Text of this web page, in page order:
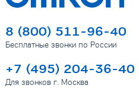
8 (800) 511-96-40
Бесплатные звонки по России
+7 (495) 204-36-40
Для звонков г. Москва